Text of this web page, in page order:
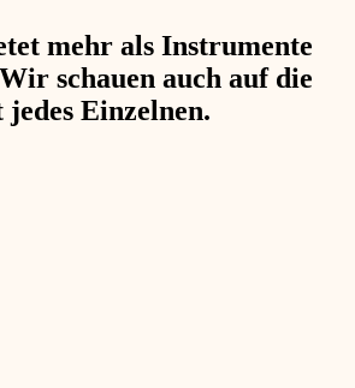
mehr als Instrumente
schauen auch auf die
Einzelnen.